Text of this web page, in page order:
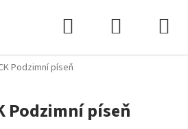
Podzimní píseň
Podzimní píseň